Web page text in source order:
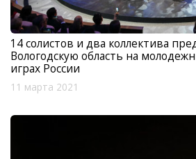
14 солистов и два коллектива
Вологодскую область на
играх России
11 марта 2021